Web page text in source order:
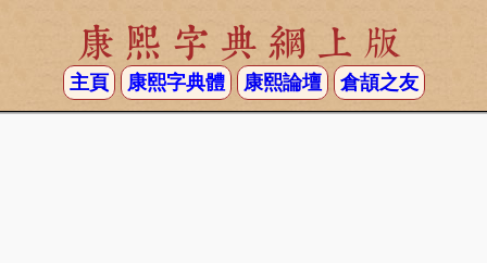
康熙字典網上版
主頁 康熙字典體 康熙論壇 倉頡之友